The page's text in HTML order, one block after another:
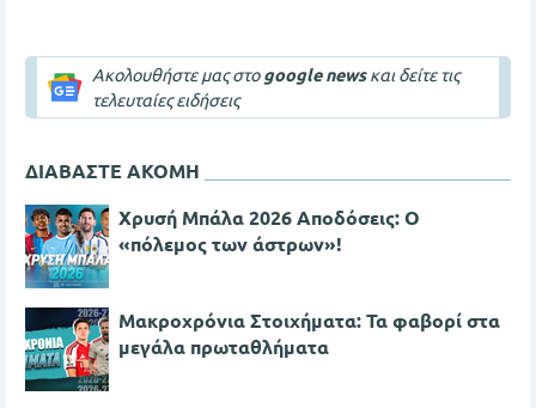
Ακολουθήστε μας στοgoogle newsκαι δείτε τις
τελευταίες ειδήσεις
ΔΙΑΒΑΣΤΕ ΑΚΟΜΗ
Χρυσή Μπάλα 2026 Αποδόσεις: Ο
«πόλεμος των άστρων»!
Μακροχρόνια Στοιχήματα: Τα φαβορί στα
μεγάλα πρωταθλήματα